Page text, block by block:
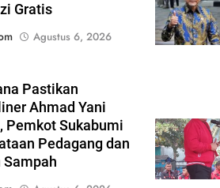
Gratis
Agustus 6, 2026
Pastikan
Ahmad Yani
Pemkot Sukabumi
Pedagang dan